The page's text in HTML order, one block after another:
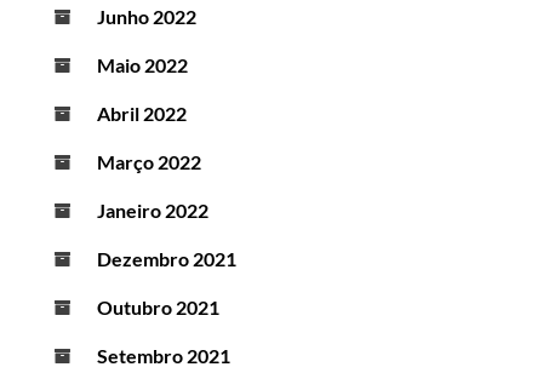
Junho 2022
Maio 2022
Abril 2022
Março 2022
Janeiro 2022
Dezembro 2021
Outubro 2021
Setembro 2021